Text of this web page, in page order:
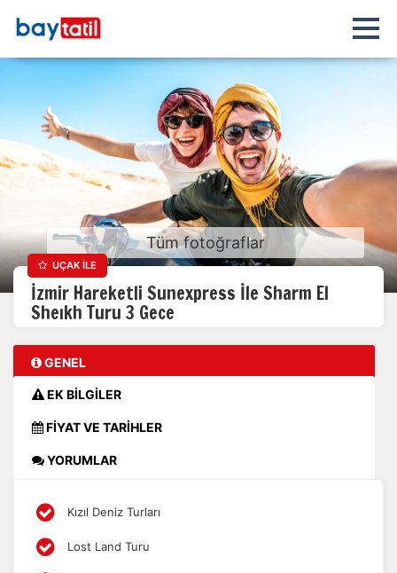
Tüm fotoğraflar
UÇAK İLE
İzmir Hareketli Sunexpress İle Sharm El
Sheıkh Turu 3 Gece
GENEL
EK BİLGİLER
FİYAT VE TARİHLER
YORUMLAR
Kızıl Deniz Turları
Lost Land Turu